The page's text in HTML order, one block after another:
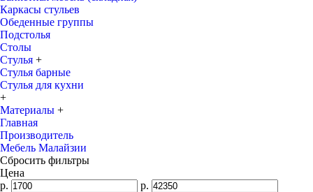
Каркасы стульев
Обеденные группы
Подстолья
Столы
Стулья +
Стулья барные
Стулья для кухни
+
Материалы +
Главная
Производитель
Мебель Малайзии
Сбросить фильтры
Цена
р.
р.